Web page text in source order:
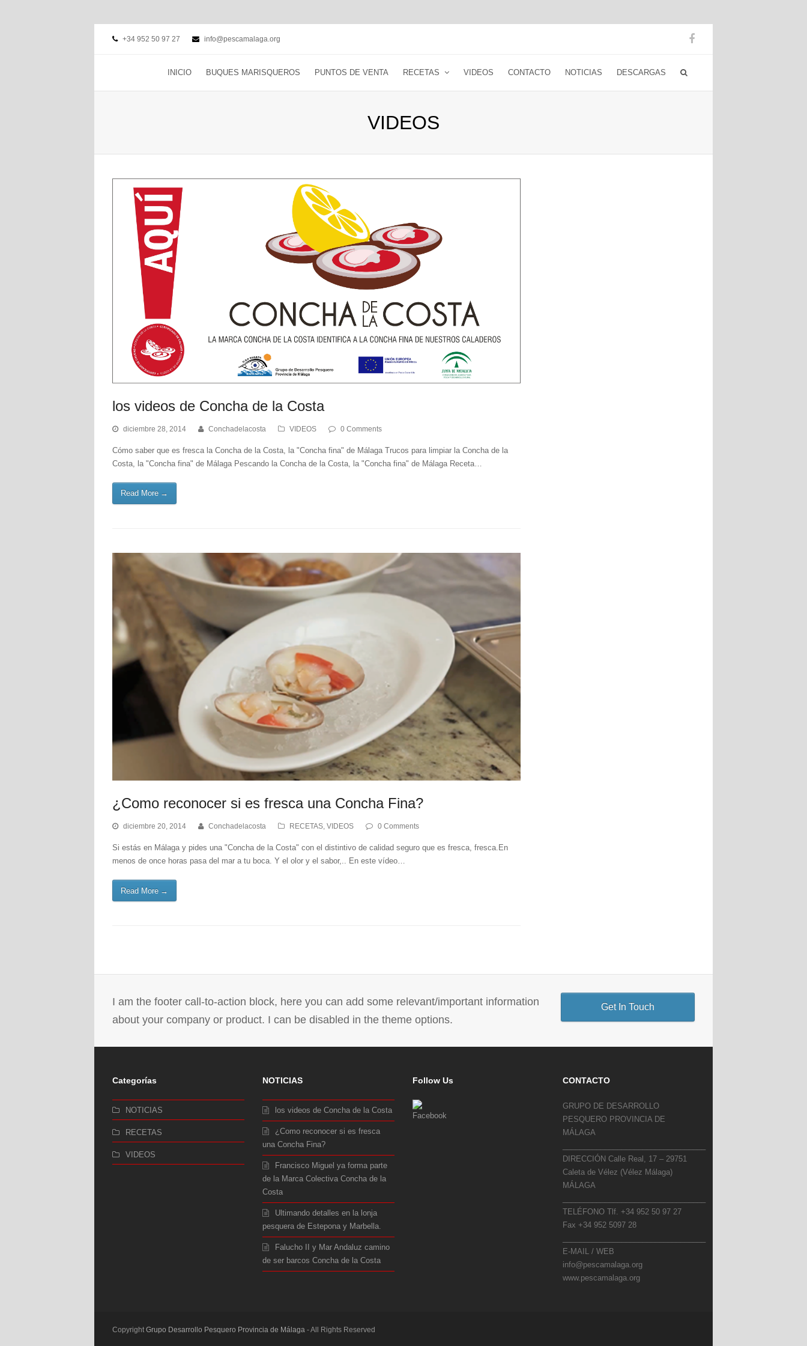
+34 952 50 97 27 info@pescamalaga.org
INICIO BUQUES MARISQUEROS PUNTOS DE VENTA RECETAS VIDEOS CONTACTO NOTICIAS DESCARGAS
VIDEOS
los videos de Concha de la Costa
diciembre 28, 2014 Conchadelacosta VIDEOS 0 Comments
Cómo saber que es fresca la Concha de la Costa, la "Concha fina" de Málaga Trucos para limpiar la Concha de la
Costa, la "Concha fina" de Málaga Pescando la Concha de la Costa, la "Concha fina" de Málaga Receta…
Read More →
¿Como reconocer si es fresca una Concha Fina?
diciembre 20, 2014 Conchadelacosta RECETAS, VIDEOS 0 Comments
Si estás en Málaga y pides una "Concha de la Costa" con el distintivo de calidad seguro que es fresca, fresca.En
menos de once horas pasa del mar a tu boca. Y el olor y el sabor,.. En este vídeo…
Read More →
I am the footer call-to-action block, here you can add some relevant/important information
about your company or product. I can be disabled in the theme options.
Get In Touch
Categorías
NOTICIAS
RECETAS
VIDEOS
NOTICIAS
los videos de Concha de la Costa
¿Como reconocer si es fresca
una Concha Fina?
Francisco Miguel ya forma parte
de la Marca Colectiva Concha de la
Costa
Ultimando detalles en la lonja
pesquera de Estepona y Marbella.
Falucho II y Mar Andaluz camino
de ser barcos Concha de la Costa
Follow Us CONTACTO
GRUPO DE DESARROLLO
PESQUERO PROVINCIA DE
MÁLAGA
DIRECCIÓN Calle Real, 17 – 29751
Caleta de Vélez (Vélez Málaga)
MÁLAGA
TELÉFONO Tlf. +34 952 50 97 27
Fax +34 952 5097 28
E-MAIL / WEB
info@pescamalaga.org
www.pescamalaga.org
Copyright Grupo Desarrollo Pesquero Provincia de Málaga - All Rights Reserved